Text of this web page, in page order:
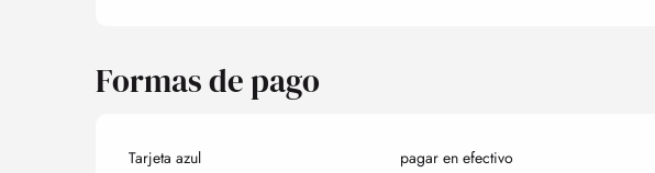
Formas de pago
Tarjeta azul pagar en efectivo